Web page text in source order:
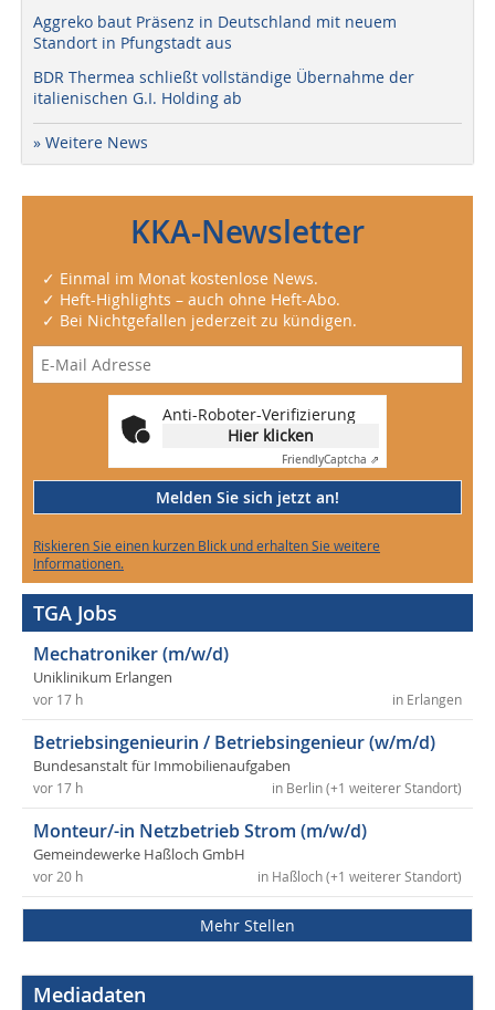
Aggreko baut Präsenz in Deutschland mit neuem
Standort in Pfungstadt aus
BDR Thermea schließt vollständige Übernahme der
italienischen G.I. Holding ab
» Weitere News
KKA-Newsletter
✓ Einmal im Monat kostenlose News.
✓ Heft-Highlights – auch ohne Heft-Abo.
✓ Bei Nichtgefallen jederzeit zu kündigen.
Anti-Roboter-Verifizierung
Hier klicken
FriendlyCaptcha ⇗
Melden Sie sich jetzt an!
Riskieren Sie einen kurzen Blick und erhalten Sie weitere
Informationen.
TGA Jobs
Mechatroniker (m/w/d)
Uniklinikum Erlangen
in Erlangen
vor 17 h
Betriebsingenieurin / Betriebsingenieur (w/m/d)
Bundesanstalt für Immobilienaufgaben
in Berlin (+1 weiterer Standort)
vor 17 h
Monteur/-in Netzbetrieb Strom (m/w/d)
Gemeindewerke Haßloch GmbH
in Haßloch (+1 weiterer Standort)
vor 20 h
Mehr Stellen
Mediadaten